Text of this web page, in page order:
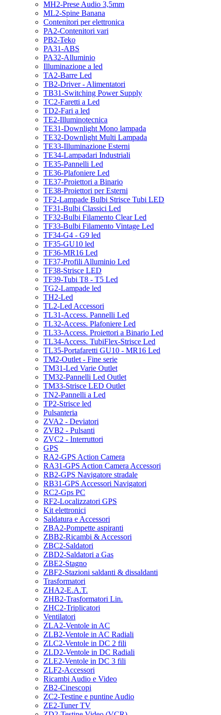
MH2-Prese Audio 3,5mm
ML2-Spine Banana
Contenitori per elettronica
PA2-Contenitori vari
PB2-Teko
PA31-ABS
PA32-Alluminio
Illuminazione a led
TA2-Barre Led
TB2-Driver - Alimentatori
TB31-Switching Power Supply
TC2-Faretti a Led
TD2-Fari a led
TE2-Illuminotecnica
TE31-Downlight Mono lampada
TE32-Downlight Multi Lampada
TE33-Illuminazione Esterni
TE34-Lampadari Industriali
TE35-Pannelli Led
TE36-Plafoniere Led
TE37-Proiettori a Binario
TE38-Proiettori per Esterni
TF2-Lampade Bulbi Strisce Tubi LED
TF31-Bulbi Classici Led
TF32-Bulbi Filamento Clear Led
TF33-Bulbi Filamento Vintage Led
TF34-G4 - G9 led
TF35-GU10 led
TF36-MR16 Led
TF37-Profili Alluminio Led
TF38-Strisce LED
TF39-Tubi T8 - T5 Led
TG2-Lampade led
TH2-Led
TL2-Led Accessori
TL31-Access. Pannelli Led
TL32-Access. Plafoniere Led
TL33-Access. Proiettori a Binario Led
TL34-Access. TubiFlex-Strisce Led
TL35-Portafaretti GU10 - MR16 Led
TM2-Outlet - Fine serie
TM31-Led Varie Outlet
TM32-Pannelli Led Outlet
TM33-Strisce LED Outlet
TN2-Pannelli a Led
TP2-Strisce led
Pulsanteria
ZVA2 - Deviatori
ZVB2 - Pulsanti
ZVC2 - Interruttori
GPS
RA2-GPS Action Camera
RA31-GPS Action Camera Accessori
RB2-GPS Navigatore stradale
RB31-GPS Accessori Navigatori
RC2-Gps PC
RF2-Localizzatori GPS
Kit elettronici
Saldatura e Accessori
ZBA2-Pompette aspiranti
ZBB2-Ricambi & Accessori
ZBC2-Saldatori
ZBD2-Saldatori a Gas
ZBE2-Stagno
ZBF2-Stazioni saldanti & dissaldanti
Trasformatori
ZHA2-E.A.T.
ZHB2-Trasformatori Lin.
ZHC2-Triplicatori
Ventilatori
ZLA2-Ventole in AC
ZLB2-Ventole in AC Radiali
ZLC2-Ventole in DC 2 fili
ZLD2-Ventole in DC Radiali
ZLE2-Ventole in DC 3 fili
ZLF2-Accessori
Ricambi Audio e Video
ZB2-Cinescopi
ZC2-Testine e puntine Audio
ZE2-Tuner TV